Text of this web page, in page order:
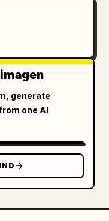
generate
one AI